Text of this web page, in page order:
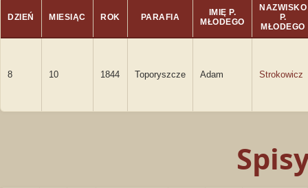
DZIEŃ MIESIĄC ROK PARAFIA
IMIĘ P.
MŁODEGO
NAZWISKO
P.
MŁODEGO
8 10 1844 Toporyszcze Adam Strokowicz